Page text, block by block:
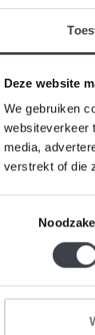
Deze website
We gebruiken
websiteverkeer
media,
verstrekt of die
Glas
✅
altijd voor u
✅
van